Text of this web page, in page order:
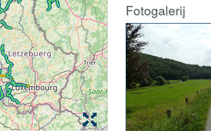
Fotogalerij